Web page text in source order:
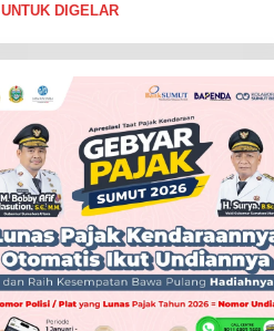
UNTUK DIGELAR